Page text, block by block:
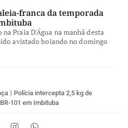
franca da temporada
Praia D'Água na manhã desta
avistado boiando no domingo
⟩ Polícia intercepta 2,5 kg de
101 em Imbituba